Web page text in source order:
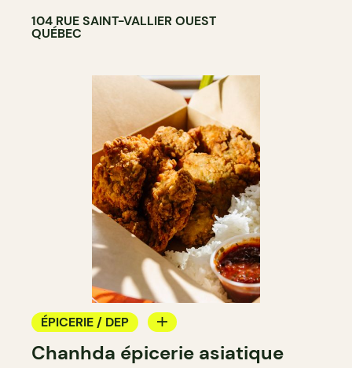
104 RUE SAINT-VALLIER OUEST
QUÉBEC
ÉPICERIE / DEP
COMPTOIR
Chanhda épicerie asiatique